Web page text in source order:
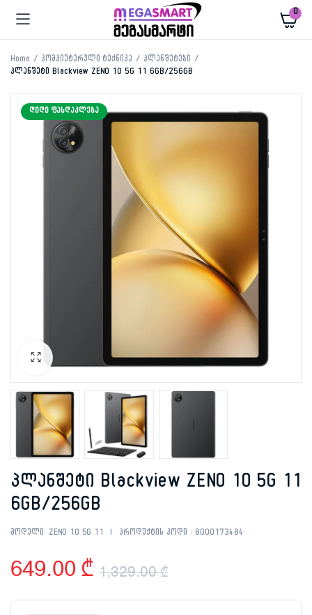
0
Home კომპიუტერული ტექნიკა
პლანშეტები
პლანშეტი Blackview ZENO 10 5G 11 6GB/256GB
ᲓᲘᲓᲘ ᲤᲐᲡᲓᲐᲙᲚᲔᲑᲐ
პლანშეტი Blackview ZENO 10 5G 11
6GB/256GB
მოდელი: ZENO 10 5G 11 პროდუქტის კოდი : 8000173484
1,329.00₾
Original
649.00 ₾
Current